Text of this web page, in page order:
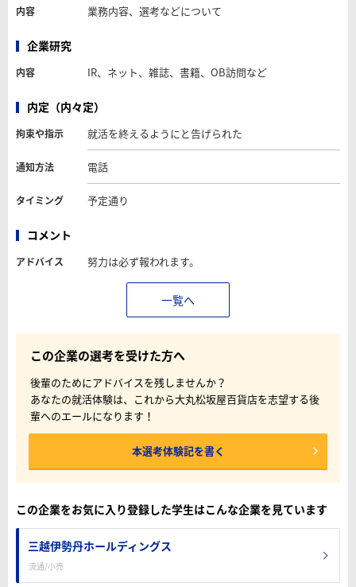
内容 業務内容、選考などについて
企業研究
内容 IR、ネット、雑誌、書籍、OB訪問など
内定（内々定）
拘束や指示 就活を終えるようにと告げられた
通知方法 電話
タイミング 予定通り
コメント
アドバイス 努力は必ず報われます。
一覧へ
この企業の選考を受けた方へ
後輩のためにアドバイスを残しませんか？
あなたの就活体験は、これから大丸松坂屋百貨店を志望する後
輩へのエールになります！
本選考体験記を書く
この企業をお気に入り登録した学生はこんな企業を見ています
三越伊勢丹ホールディングス
流通/小売